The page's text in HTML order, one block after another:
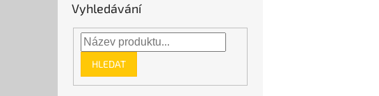
Vyhledávání
HLEDAT